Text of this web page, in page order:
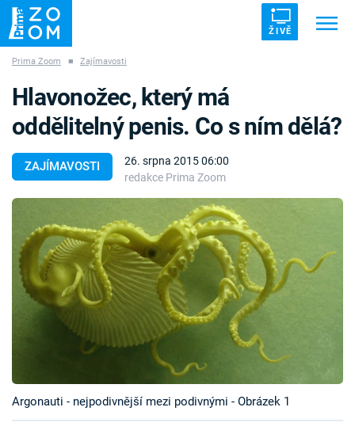
ŽIVĚ
ZÁHADY VETŘELCI DÁVNOVĚKU
Témata
Pořady
TV Program
Sledujte prima+
Prima Zoom ■ Zajímavosti
ZAJÍMAVOSTI
26. srpna 2015 06:00
redakce Prima Zoom
Hlavonožec, který má
oddělitelný penis. Co s ním dělá?
Argonauti - nejpodivnější mezi podivnými - Obrázek 1